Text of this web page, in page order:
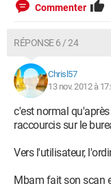
Commenter
RÉPONSE 6 / 24
Chrisl57
13 nov. 2012 à
c'est normal
raccourcis sur le
Vers l'utilisateur,
Mbam fait son scan